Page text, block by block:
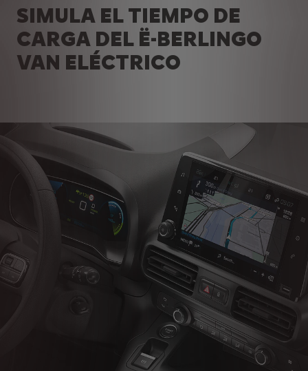
SIMULA EL TIEMPO DE
CARGA DEL Ë-BERLINGO
VAN ELÉCTRICO